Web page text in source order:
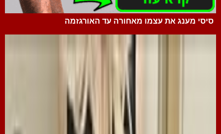
סיסי מענג את עצמו מאחורה עד האורגזמה